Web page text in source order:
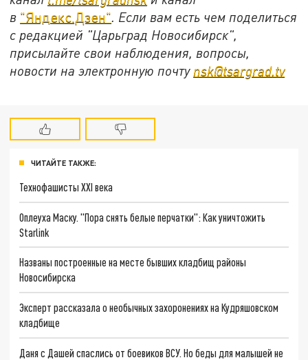
в "Яндекс.Дзен". Если вам есть чем поделиться
с редакцией "Царьград Новосибирск",
присылайте свои наблюдения, вопросы,
новости на электронную почту nsk@tsargrad.tv
ЧИТАЙТЕ ТАКЖЕ:
Технофашисты XXI века
Оплеуха Маску. "Пора снять белые перчатки": Как уничтожить
Starlink
Названы построенные на месте бывших кладбищ районы
Новосибирска
Эксперт рассказала о необычных захоронениях на Кудряшовском
кладбище
Даня с Дашей спаслись от боевиков ВСУ. Но беды для малышей не